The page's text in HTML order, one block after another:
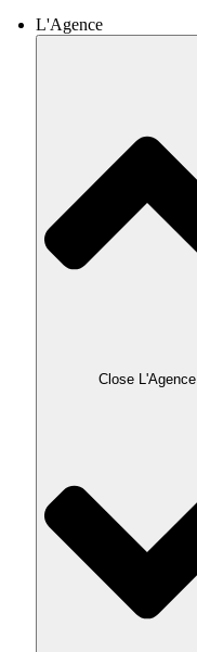
L'Agence
Close L'Agence